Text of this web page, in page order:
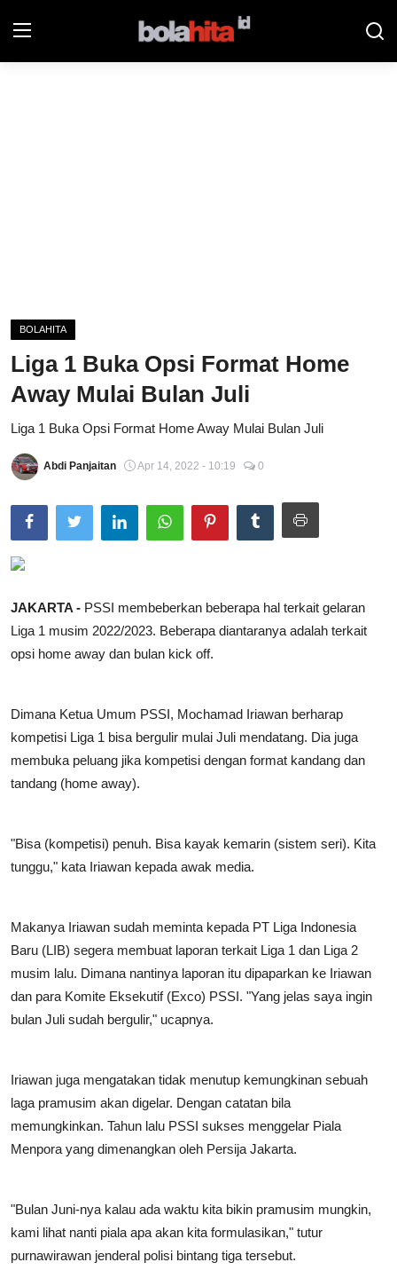
Sportainment
Total Sports
Contact
Pedoman Media Siber
BOLAHITA
Liga 1 Buka Opsi Format Home
Away Mulai Bulan Juli
Liga 1 Buka Opsi Format Home Away Mulai Bulan Juli
Abdi Panjaitan Apr 14, 2022 - 10:19 0
JAKARTA - PSSI membeberkan beberapa hal terkait gelaran
Liga 1 musim 2022/2023. Beberapa diantaranya adalah terkait
opsi home away dan bulan kick off.
Dimana Ketua Umum PSSI, Mochamad Iriawan berharap
kompetisi Liga 1 bisa bergulir mulai Juli mendatang. Dia juga
membuka peluang jika kompetisi dengan format kandang dan
tandang (home away).
"Bisa (kompetisi) penuh. Bisa kayak kemarin (sistem seri). Kita
tunggu," kata Iriawan kepada awak media.
Makanya Iriawan sudah meminta kepada PT Liga Indonesia
Baru (LIB) segera membuat laporan terkait Liga 1 dan Liga 2
musim lalu. Dimana nantinya laporan itu dipaparkan ke Iriawan
dan para Komite Eksekutif (Exco) PSSI. "Yang jelas saya ingin
bulan Juli sudah bergulir," ucapnya.
Iriawan juga mengatakan tidak menutup kemungkinan sebuah
laga pramusim akan digelar. Dengan catatan bila
memungkinkan. Tahun lalu PSSI sukses menggelar Piala
Menpora yang dimenangkan oleh Persija Jakarta.
"Bulan Juni-nya kalau ada waktu kita bikin pramusim mungkin,
kami lihat nanti piala apa akan kita formulasikan," tutur
purnawirawan jenderal polisi bintang tiga tersebut.